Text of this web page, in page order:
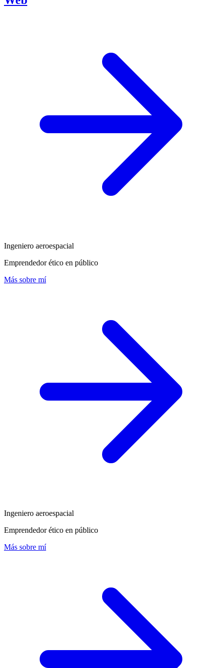
Ingeniero aeroespacial
Emprendedor ético en público
Más sobre mí
Ingeniero aeroespacial
Emprendedor ético en público
Más sobre mí